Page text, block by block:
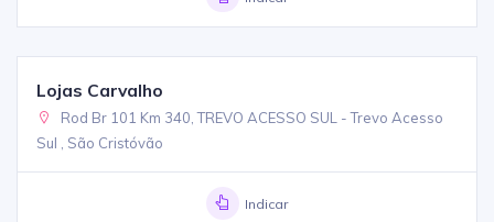
Lojas Carvalho
Rod Br 101 Km 340, TREVO ACESSO SUL - Trevo Acesso
Sul , São Cristóvão
Indicar